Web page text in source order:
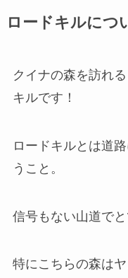
ロードキルにつ
クイナの森を訪れ
キルです！
ロードキルとは道
うこと。
信号もない山道で
特にこちらの森は